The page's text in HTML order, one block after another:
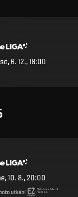
so, 6. 12., 18:00
10. 8., 20:00
utkání